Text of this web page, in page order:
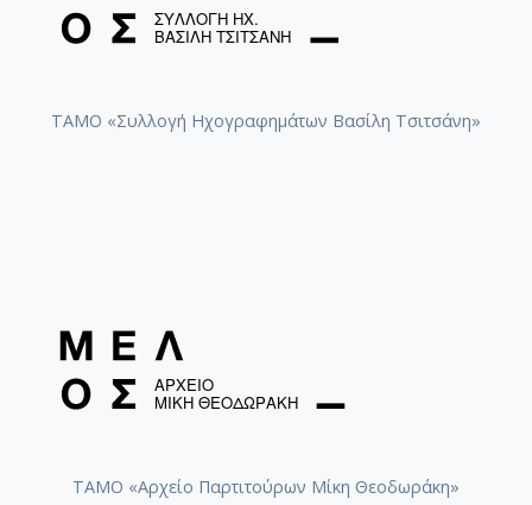
ΤΑΜΟ «Συλλογή Ηχογραφημάτων Βασίλη Τσιτσάνη»
ΤΑΜΟ «Αρχείο Παρτιτούρων Μίκη Θεοδωράκη»